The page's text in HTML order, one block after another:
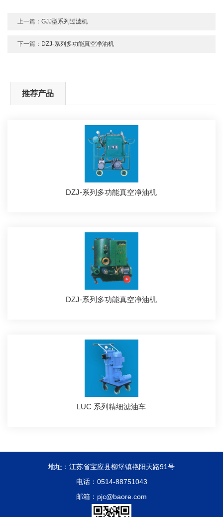
上一篇：GJJ型系列过滤机
下一篇： DZJ-系列多功能真空净油机
推荐产品
DZJ-系列多功能真空净油机
DZJ-系列多功能真空净油机
LUC 系列精细滤油车
地址：江苏省宝应县柳堡镇艳阳天路91号
电话：0514-88751043
邮箱：pjc@baore.com